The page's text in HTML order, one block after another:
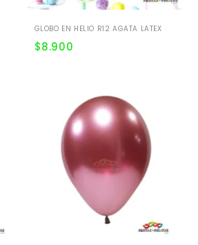
GLOBO EN HELIO R12 AGATA LATEX
$8.900